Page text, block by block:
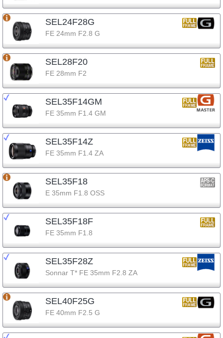
SEL24F28G
FE 24mm F2.8 G
SEL28F20
FE 28mm F2
SEL35F14GM
FE 35mm F1.4 GM
SEL35F14Z
FE 35mm F1.4 ZA
SEL35F18
E 35mm F1.8 OSS
SEL35F18F
FE 35mm F1.8
SEL35F28Z
Sonnar T* FE 35mm F2.8 ZA
SEL40F25G
FE 40mm F2.5 G